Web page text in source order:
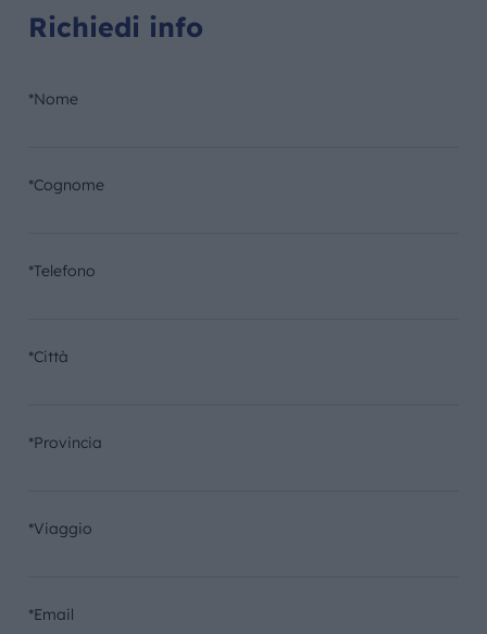
Richiedi info
*Nome
*Cognome
*Telefono
*Città
*Provincia
*Viaggio
*Email